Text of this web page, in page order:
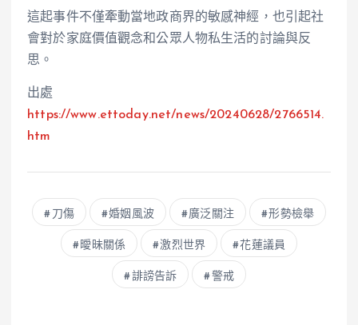
這起事件不僅牽動當地政商界的敏感神經，也引起社
會對於家庭價值觀念和公眾人物私生活的討論與反
思。
出處
https://www.ettoday.net/news/20240628/2766514.
htm
刀傷 婚姻風波 廣泛關注 形勢檢舉
曖昧關係 激烈世界 花蓮議員
誹謗告訴 警戒